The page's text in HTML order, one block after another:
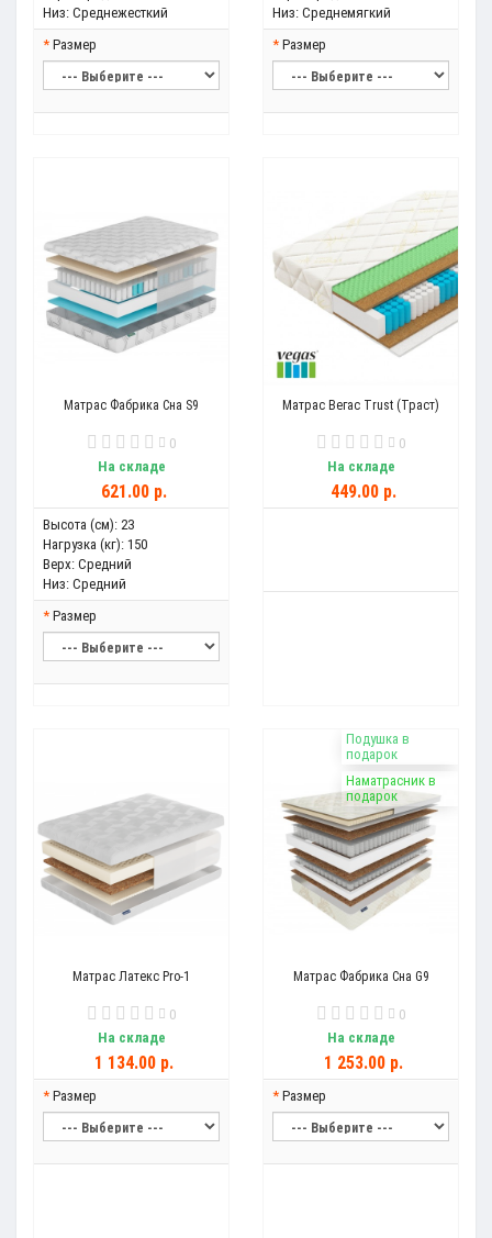
Низ: Среднежесткий
Размер
Низ: Среднемягкий
Размер
Матрас Фабрика Сна S9
0
На складе
621.00 р.
Высота (см): 23
Нагрузка (кг): 150
Верх: Средний
Низ: Средний
Размер
Матрас Вегас Trust (Траст)
0
На складе
449.00 р.
Матрас Латекс Pro-1
0
На складе
1 134.00 р.
Размер
Подушка в
подарок
Наматрасник в
подарок
Матрас Фабрика Сна G9
0
На складе
1 253.00 р.
Размер